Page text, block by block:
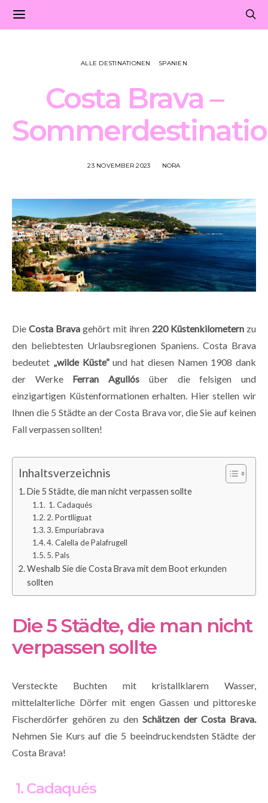
ALLE DESTINATIONEN SPANIEN
Costa Brava –
23 NOVEMBER 2023 NORA
DieCosta Brava gehört mit ihren220 Küstenkilometernzu
den beliebtesten Urlaubsregionen Spaniens. Costa Brava
bedeutet „wilde Küste“und hat diesen Namen 1908 dank
der Werke Ferran Agullós über die felsigen und
einzigartigen Küstenformationen erhalten. Hier stellen wir
Ihnen die 5 Städte an der Costa Brava vor, die Sie auf keinen
Fall verpassen sollten!
Inhaltsverzeichnis
Die 5 Städte, die man nicht verpassen sollte
1. Cadaqués
2. Portlliguat
3. Empuriabrava
4. Calella de Palafrugell
5. Pals
Weshalb Sie die Costa Brava mit dem Boot erkunden
sollten
Die 5 Städte, die man nicht
verpassen sollte
Versteckte Buchten mit kristallklarem Wasser,
mittelalterliche Dörfer mit engen Gassen und pittoreske
Fischerdörfer gehören zu den Schätzen der Costa Brava.
Nehmen Sie Kurs auf die 5 beeindruckendsten Städte der
Costa Brava!
1. Cadaqués